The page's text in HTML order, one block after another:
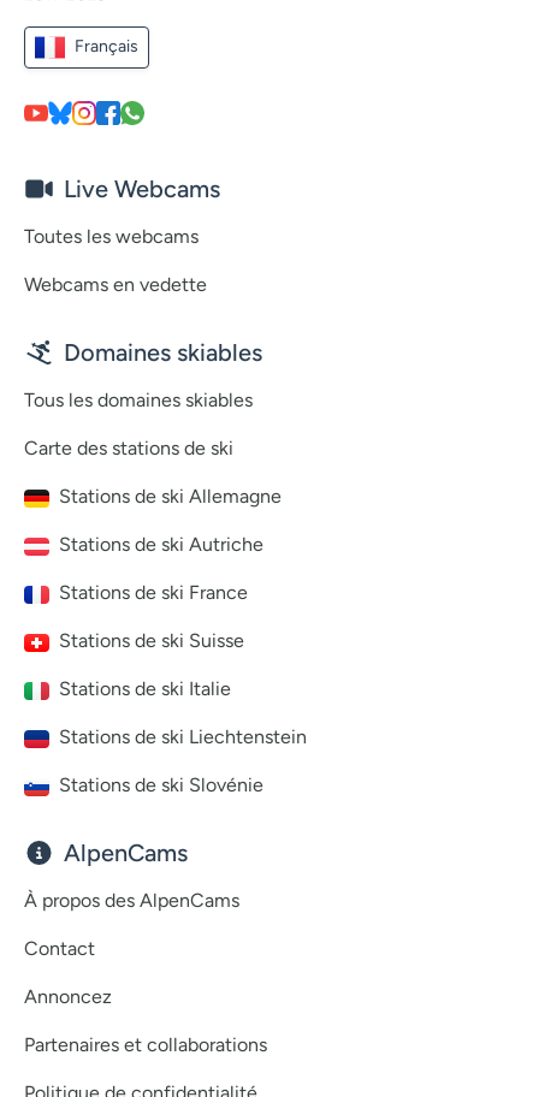
Français
Live Webcams
Toutes les webcams
Webcams en vedette
Domaines skiables
Tous les domaines skiables
Carte des stations de ski
Stations de ski Allemagne
Stations de ski Autriche
Stations de ski France
Stations de ski Suisse
Stations de ski Italie
Stations de ski Liechtenstein
Stations de ski Slovénie
AlpenCams
À propos des AlpenCams
Contact
Annoncez
Partenaires et collaborations